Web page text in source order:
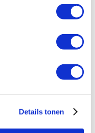
Details tonen
voor inclusie en
te trainen en
zodat ze van